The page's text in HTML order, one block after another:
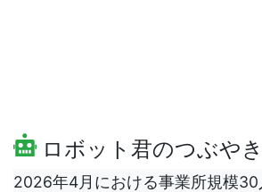
ロボット君のつぶやき
2026年4月における事業所規模30